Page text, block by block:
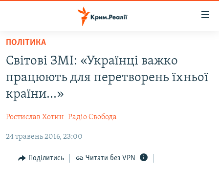
Перейти
основного
матеріалу
Перейти
до
основної
Перейти
пошуку
ВІДЕО ТА ФОТО
БЛОГИ
ПОГЛЯД
ІНТЕРВ'Ю
ПОЛІТИКА
Світові ЗМІ: «Українці важко
працюють для перетворень їхньої
країни...»
Ростислав Хотин Радіо Свобода
24 травень 2016, 23:00
Поділитись Читати без VPN